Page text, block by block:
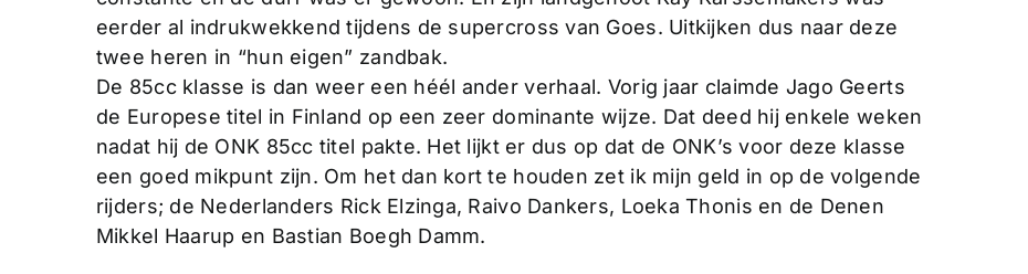
eerder al indrukwekkend tijdens de supercross van Goes. Uitkijken dus naar deze
twee heren in “hun eigen” zandbak.
De 85cc klasse is dan weer een héél ander verhaal. Vorig jaar claimde Jago Geerts
de Europese titel in Finland op een zeer dominante wijze. Dat deed hij enkele weken
nadat hij de ONK 85cc titel pakte. Het lijkt er dus op dat de ONK’s voor deze klasse
een goed mikpunt zijn. Om het dan kort te houden zet ik mijn geld in op de volgende
rijders; de Nederlanders Rick Elzinga, Raivo Dankers, Loeka Thonis en de Denen
Mikkel Haarup en Bastian Boegh Damm.